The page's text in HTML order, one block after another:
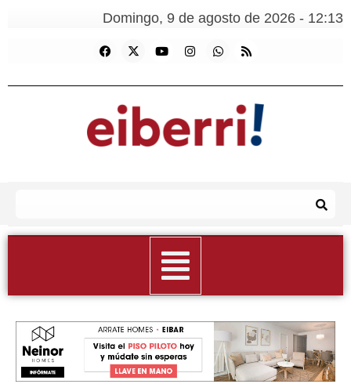
Domingo, 9 de agosto de 2026 - 12:13